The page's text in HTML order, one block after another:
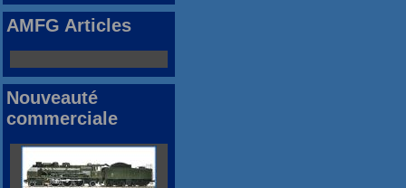
AMFG Articles
Nouveauté
commerciale